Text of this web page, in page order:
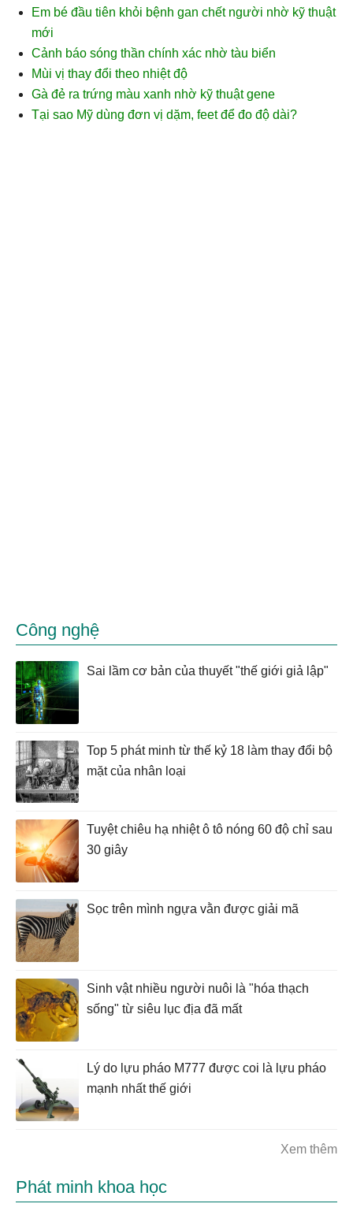
Em bé đầu tiên khỏi bệnh gan chết người nhờ kỹ thuật
mới
Cảnh báo sóng thần chính xác nhờ tàu biển
Mùi vị thay đổi theo nhiệt độ
Gà đẻ ra trứng màu xanh nhờ kỹ thuật gene
Tại sao Mỹ dùng đơn vị dặm, feet để đo độ dài?
Công nghệ
Sai lầm cơ bản của thuyết "thế giới giả lập"
Top 5 phát minh từ thế kỷ 18 làm thay đổi bộ
mặt của nhân loại
Tuyệt chiêu hạ nhiệt ô tô nóng 60 độ chỉ sau
30 giây
Sọc trên mình ngựa vằn được giải mã
Sinh vật nhiều người nuôi là "hóa thạch
sống" từ siêu lục địa đã mất
Lý do lựu pháo M777 được coi là lựu pháo
mạnh nhất thế giới
Xem thêm
Phát minh khoa học